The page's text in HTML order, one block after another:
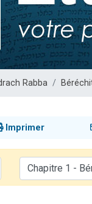
2 personnes
Malgorzata vient de
3 personnes
Rabba
Imprimer